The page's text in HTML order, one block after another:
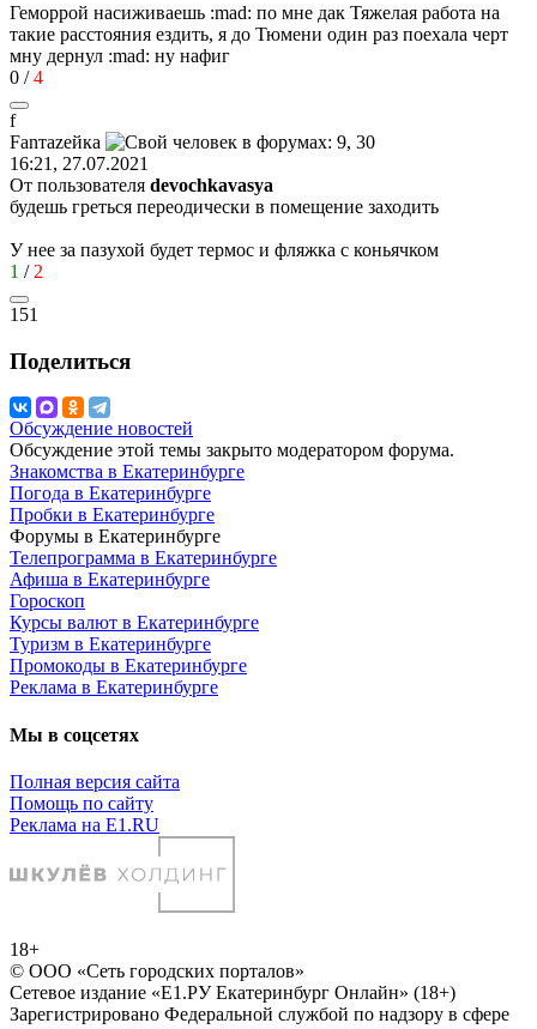
Геморрой насиживаешь :mad: по мне дак Тяжелая работа на
такие расстояния ездить, я до Тюмени один раз поехала черт
мну дернул :mad: ну нафиг
0 /4
f
Fanтаzeйкa
16:21, 27.07.2021
От пользователя devochkavasya
будешь греться переодически в помещение заходить
У нее за пазухой будет термос и фляжка с коньячком
1 / 2
151
Поделиться
Обсуждение новостей
Обсуждение этой темы закрыто модератором форума.
Знакомства в Екатеринбурге
Погода в Екатеринбурге
Пробки в Екатеринбурге
Форумы в Екатеринбурге
Телепрограмма в Екатеринбурге
Афиша в Екатеринбурге
Гороскоп
Курсы валют в Екатеринбурге
Туризм в Екатеринбурге
Промокоды в Екатеринбурге
Реклама в Екатеринбурге
Мы в соцсетях
Полная версия сайта
Помощь по сайту
Реклама на E1.RU
18+
© ООО «Сеть городских порталов»
Сетевое издание «Е1.РУ Екатеринбург Онлайн» (18+)
Зарегистрировано Федеральной службой по надзору в сфере